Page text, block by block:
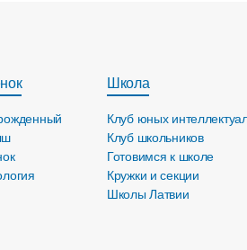
Школа
Клуб юных
Клуб школьников
Готовимся к школе
Кружки и секции
Школы Латвии